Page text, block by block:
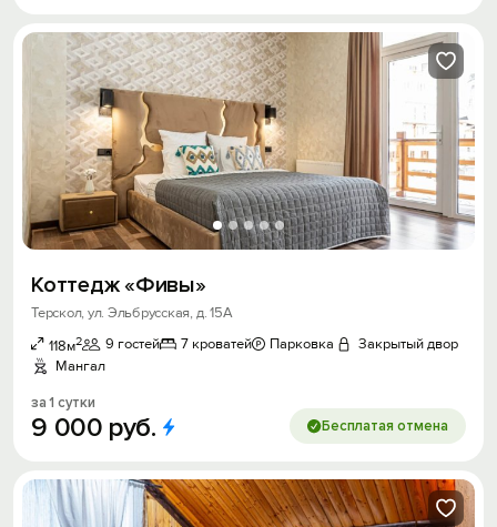
Коттедж «Фивы»
Терскол, ул. Эльбрусская, д. 15А
118м2 9 гостей 7 кроватей Парковка
Закрытый двор
Мангал
за 1 сутки
9 000 руб. Бесплатая отмена